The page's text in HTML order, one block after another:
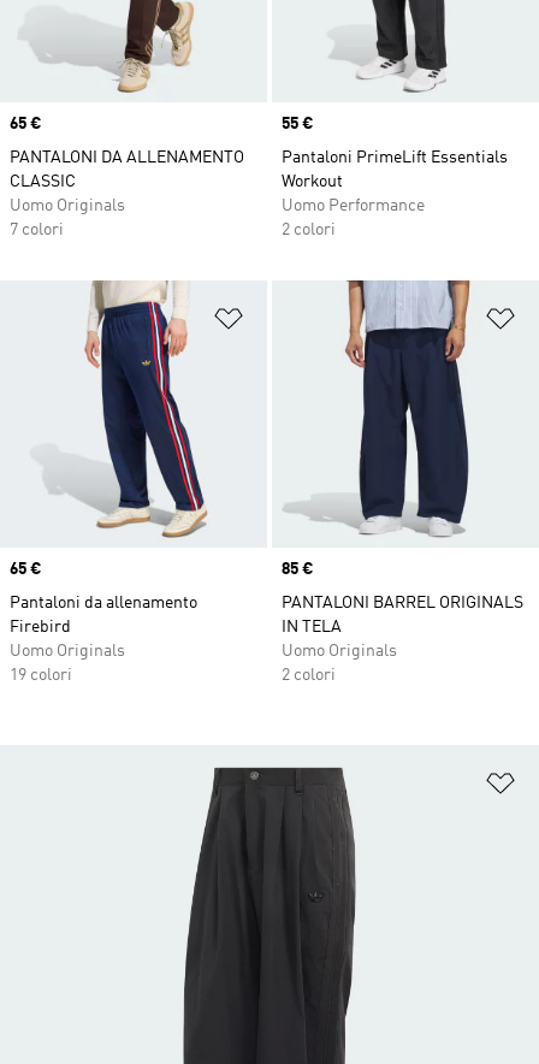
Price
65 €
PANTALONI DA ALLENAMENTO
CLASSIC
Uomo Originals
7 colori
Price
55 €
Pantaloni PrimeLift Essentials
Workout
Uomo Performance
2 colori
Aggiungi alla lista dei desideri
Price
65 €
Pantaloni da allenamento
Firebird
Uomo Originals
19 colori
Price
85 €
PANTALONI BARREL ORIGINALS
IN TELA
Uomo Originals
2 colori